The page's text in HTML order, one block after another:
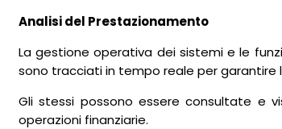
Analisi del Prestazionamento
La gestione operativa dei sistemi e le
sono tracciati in tempo reale per garantire
Gli stessi possono essere consultate e
operazioni finanziarie.